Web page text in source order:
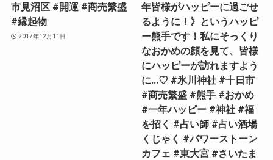
市見沼区 #開運 #商売繁盛
#縁起物
2017年12月11日
年皆様がハッピーに過ごせ
るように！》というハッピ
ー熊手です！私にそっくり
なおかめの顔を見て、皆様
にハッピーが訪れますよう
に…♡ #氷川神社 #十日市
#商売繁盛 #熊手 #おかめ
#一年ハッピー #神社 #福
を招く #占い師 #占い酒場
くじゃく #パワーストーン
カフェ #東大宮 #さいたま